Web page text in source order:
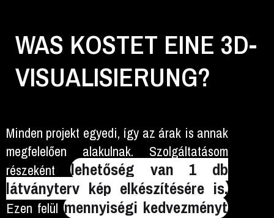
WAS KOSTET EINE 3D-
VISUALISIERUNG?
Minden projekt egyedi, így az árak is annak
megfelelően alakulnak. Szolgáltatásom
részeként lehetőség van 1 db
látványterv kép elkészítésére is.
Ezen felül mennyiségi kedvezményt